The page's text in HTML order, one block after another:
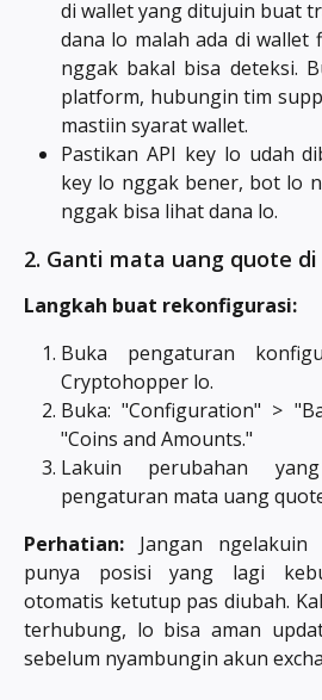
di wallet yang ditujuin buat
dana lo malah ada di
nggak bakal bisa deteksi.
platform, hubungin tim
mastiin syarat wallet.
Pastikan API key lo udah
key lo nggak bener, bot lo
nggak bisa lihat dana lo.
2. Ganti mata uang quote
Langkah buat rekonfigurasi:
Buka pengaturan
Cryptohopper lo.
Buka: "Configuration" >
"Coins and Amounts."
Lakuin perubahan
pengaturan mata uang
Perhatian: Jangan
punya posisi yang lagi
otomatis ketutup pas diubah.
terhubung, lo bisa aman
sebelum nyambungin akun